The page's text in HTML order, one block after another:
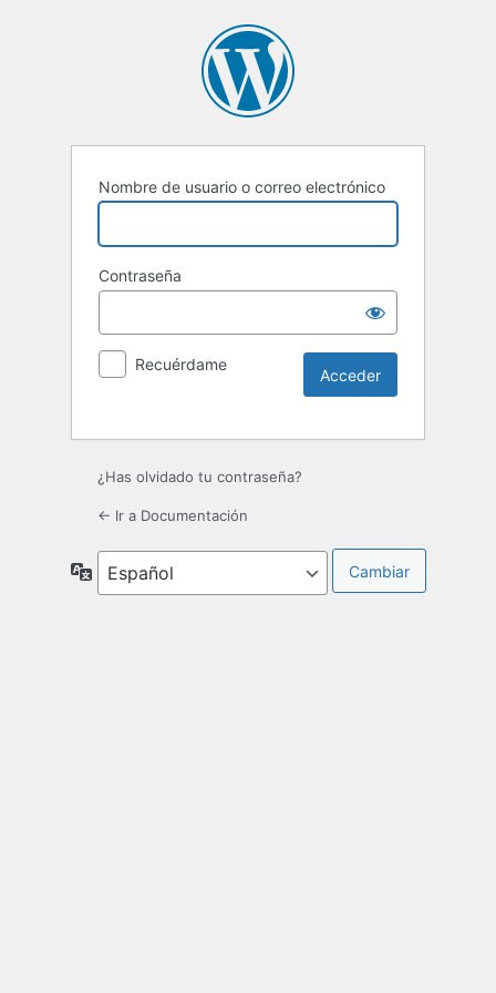
Nombre de usuario o correo electrónico
Contraseña
Recuérdame
¿Has olvidado tu contraseña?
← Ir a Documentación
Idioma